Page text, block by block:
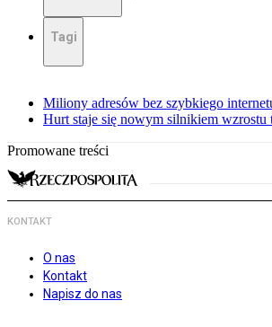
Tagi
Miliony adresów bez szybkiego
Hurt staje się nowym silnikiem wzrostu
Promowane treści
KONTAKT
O nas
Kontakt
Napisz do nas